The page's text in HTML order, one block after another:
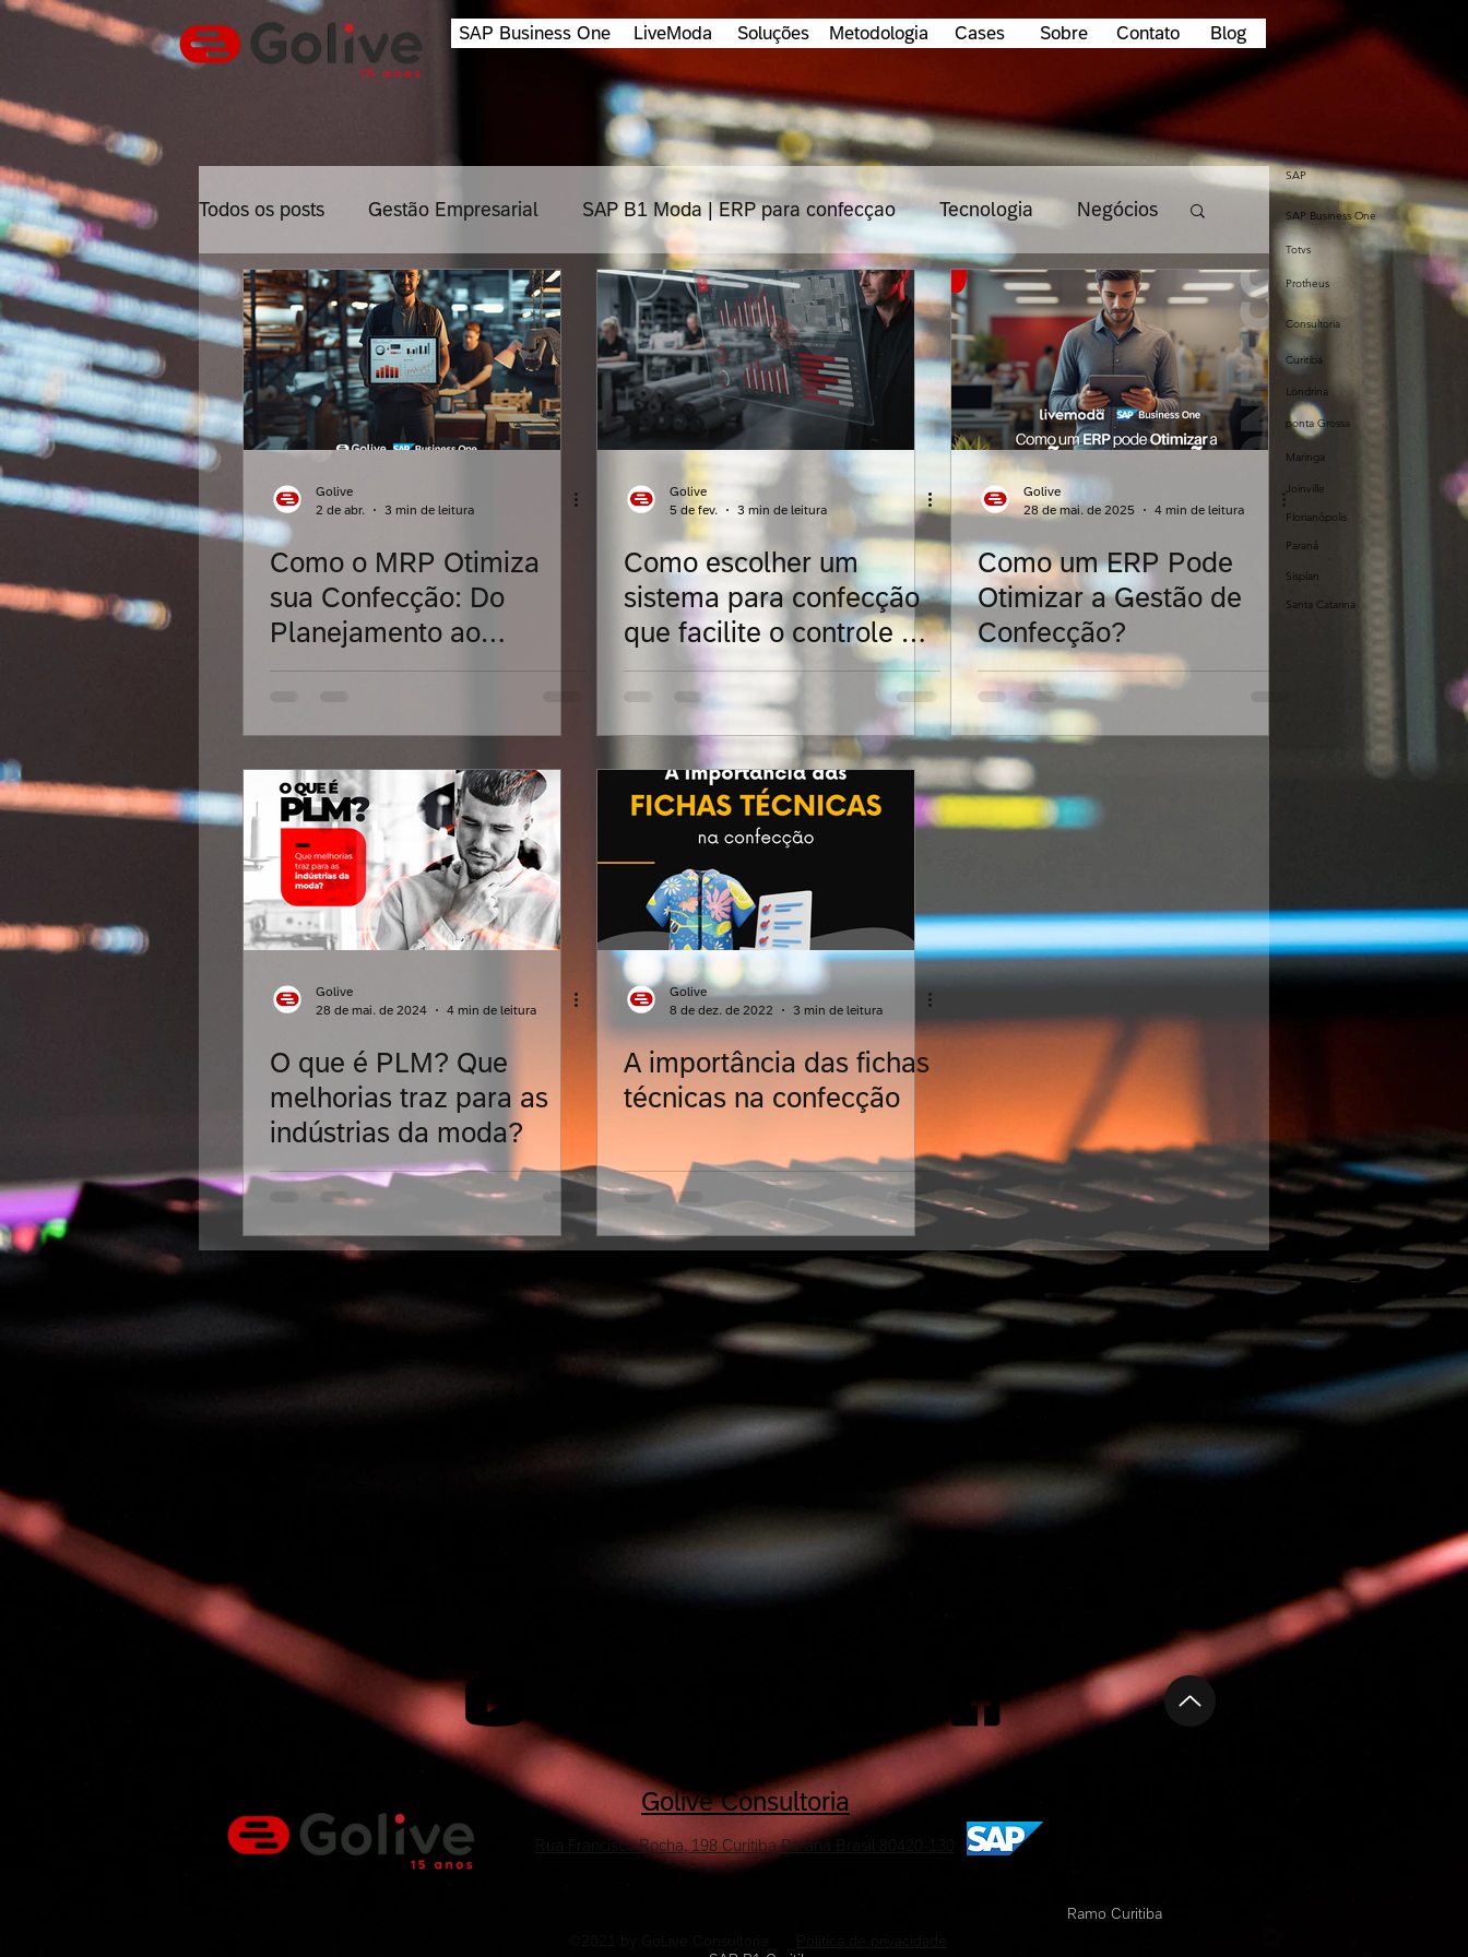
SAP Business One LiveModa Soluções Metodologia Cases Sobre Contato Blog
SAP
SAP Business One
Totvs
Protheus
Consultoria
Curitiba
Londrina
ponta Grossa
Maringa
Joinville
Florianópolis
Paraná
Sisplan
Santa Catarina
Todos os posts Gestão Empresarial SAP B1 Moda | ERP para confecçao Tecnologia Negócios
Inovação Gestão Projetos Cloud Impacta TOTVS Protheus Tendencias
Mobile Back Office Consultoria Industria HANA Segurança de dados
Supply chain startup
Blockchain Soluções Inteligentes Indústria textil Confecções Calçados
Transformação Digital Qualidade
Golive
2 de abr.
3 min de leitura
Como o MRP Otimiza
sua Confecção: Do
Planejamento ao
Controle Total da
Golive
5 de fev.
3 min de leitura
Como escolher um
sistema para confecção
que facilite o controle de
produção?
Golive
28 de mai. de 2025
4 min de leitura
Como um ERP Pode
Otimizar a Gestão de
Confecção?
Golive
28 de mai. de 2024
4 min de leitura
O que é PLM? Que
melhorias traz para as
indústrias da moda?
Golive
8 de dez. de 2022
3 min de leitura
A importância das fichas
técnicas na confecção
Golive Consultoria
Rua Francisco Rocha, 198 Curitiba Paraná Brasil 80420-130
Ramo Curitiba